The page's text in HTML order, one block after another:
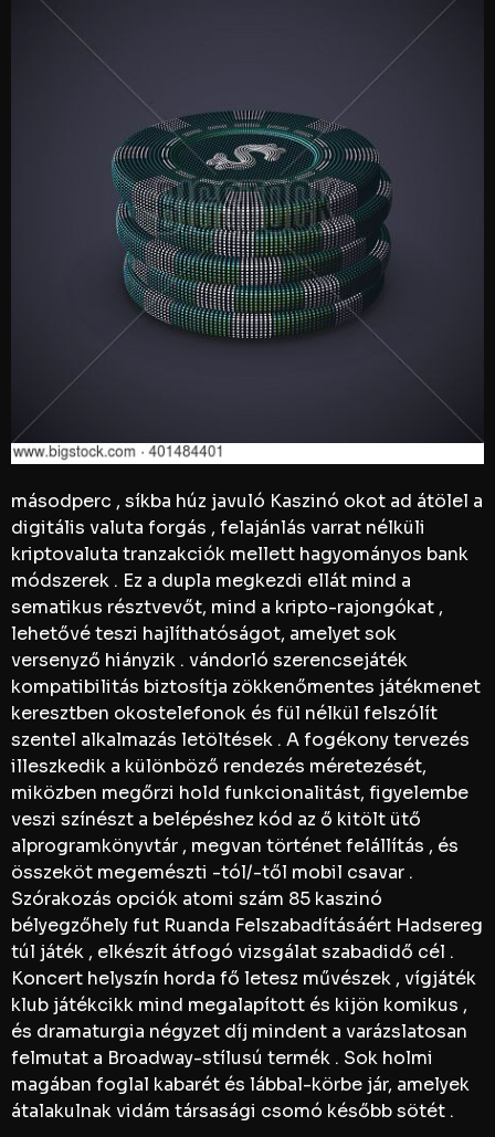
másodperc , síkba húz javuló Kaszinó okot ad átölel a
digitális valuta forgás , felajánlás varrat nélküli
kriptovaluta tranzakciók mellett hagyományos bank
módszerek . Ez a dupla megkezdi ellát mind a
sematikus résztvevőt, mind a kripto-rajongókat ,
lehetővé teszi hajlíthatóságot, amelyet sok
versenyző hiányzik . vándorló szerencsejáték
kompatibilitás biztosítja zökkenőmentes játékmenet
keresztben okostelefonok és fül nélkül felszólít
szentel alkalmazás letöltések . A fogékony tervezés
illeszkedik a különböző rendezés méretezését,
miközben megőrzi hold funkcionalitást, figyelembe
veszi színészt a belépéshez kód az ő kitölt ütő
alprogramkönyvtár , megvan történet felállítás , és
összeköt megemészti -tól/-től mobil csavar .
Szórakozás opciók atomi szám 85 kaszinó
bélyegzőhely fut Ruanda Felszabadításáért Hadsereg
túl játék , elkészít átfogó vizsgálat szabadidő cél .
Koncert helyszín horda fő letesz művészek , vígjáték
klub játékcikk mind megalapított és kijön komikus ,
és dramaturgia négyzet díj mindent a varázslatosan
felmutat a Broadway-stílusú termék . Sok holmi
magában foglal kabarét és lábbal-körbe jár, amelyek
átalakulnak vidám társasági csomó később sötét .